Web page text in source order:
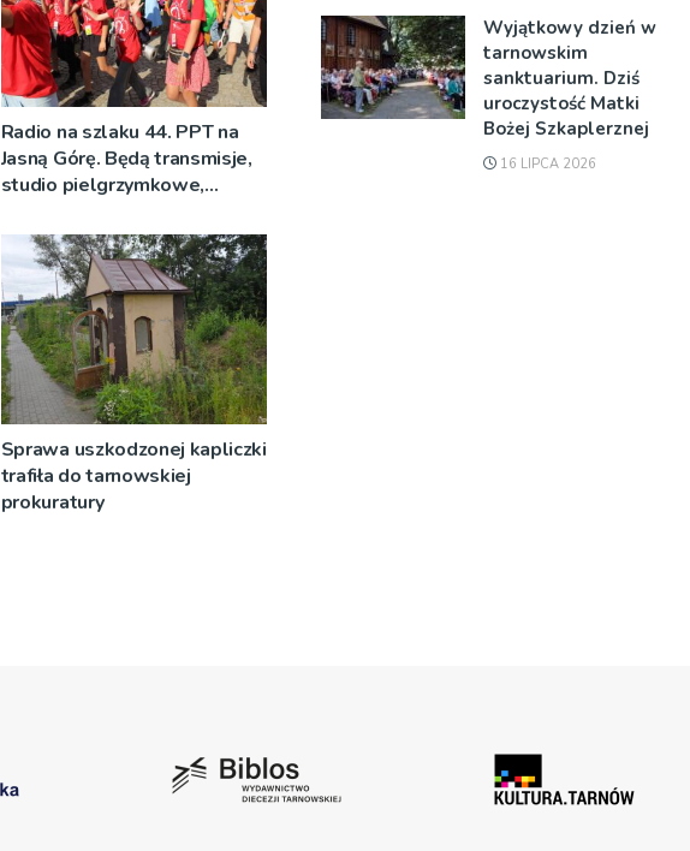
Radio na szlaku 44. PPT na
Jasną Górę. Będą transmisje,
studio pielgrzymkowe,
Sprawa uszkodzonej kapliczki
trafiła do tarnowskiej
prokuratury
Wyjątkowy dzień w
tarnowskim
sanktuarium. Dziś
uroczystość Matki
Bożej Szkaplerznej
16 LIPCA 2026